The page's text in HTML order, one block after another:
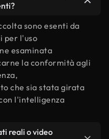
sono esenti da
per l'uso
esaminata
la conformità agli
che sia stata girata
l'intelligenza
reali o video